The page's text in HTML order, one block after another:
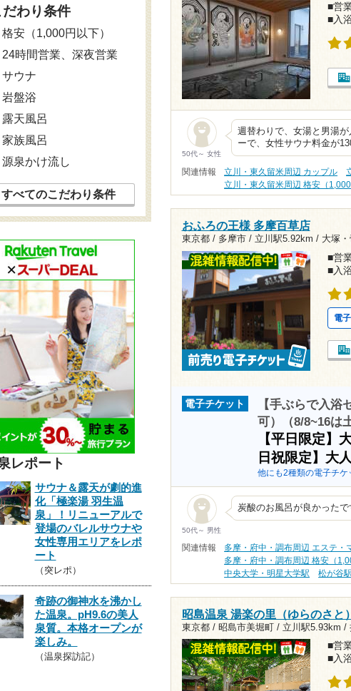
■営
■入
50代～ 女性
週替わりで、女湯と男湯
ーで、女性サウナ料金が
関連情報 立川・東久留米周辺 カップル
立川・東久留米周辺 格安（1,000
おふろの王様 多摩百草店
東京都 / 多摩市 / 立川駅5.92km / 大塚
■営
■入
電
電子チケット
【手ぶらで入
可）（8/8~16は
【平日限定】
日祝限定】大
他にも2種類の電子チケ
50代～ 男性
炭酸のお風呂が良かったで
関連情報 多摩・府中・調布周辺 エステ・
多摩・府中・調布周辺 格安（
中央大学・明星大学駅
松が谷駅
昭島温泉 湯楽の里（ゆらのさと）
東京都 / 昭島市美堀町 / 立川駅5.93km /
■営
■入
だわり条件
格安（1,000円以下）
24時間営業、深夜営業
サウナ
岩盤浴
露天風呂
家族風呂
源泉かけ流し
すべてのこだわり条件
レポート
サウナ＆露天が劇的進
化「極楽湯 羽生温
泉」！リニューアルで
登場のバレルサウナや
女性専用エリアをレポ
ート
（突レポ）
奇跡の御神水を沸かし
た温泉。pH9.6の美人
泉質。本格オープンが
楽しみ。
（温泉探訪記）